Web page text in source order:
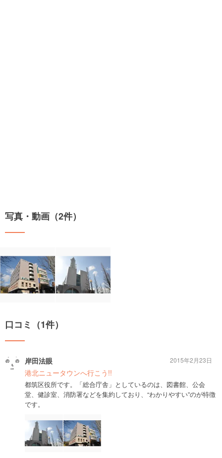
写真・動画（2件）
口コミ（1件）
岸田法眼
港北ニュータウンへ行こう!!
都筑区役所です。「総合庁舎」としているのは、図書館、公会
堂、健診室、消防署などを集約しており、“わかりやすい”のが特徴
です。
2015年2月23日